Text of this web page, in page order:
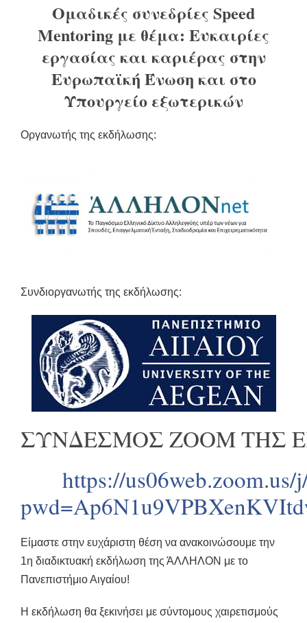
Ομαδικές συνεδρίες Speed
Mentoring με θέμα: Ευκαιρίες
εργασίας και καριέρας στην
Ευρωπαϊκή Ένωση και στο
Υπουργείο εξωτερικών
Οργανωτής της εκδήλωσης:
Συνδιοργανωτής της εκδήλωσης:
ΣΥΝΔΕΣΜΟΣ ZOOM ΤΗΣ
https://us06web.zoom.us/
Είμαστε στην ευχάριστη θέση να ανακοινώσουμε την
1η διαδικτυακή εκδήλωση της ΆΛΛΗΛΟΝ με το
Πανεπιστήμιο Αιγαίου!
Η εκδήλωση θα ξεκινήσει με σύντομους χαιρετισμούς